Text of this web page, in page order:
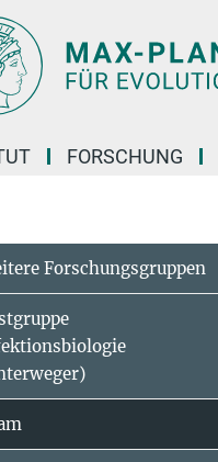
FORSCHUNG
Forschungsgruppen